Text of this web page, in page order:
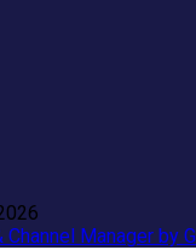
Manager by